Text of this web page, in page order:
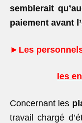
semblerait
paiement avant
►Les
les
Concernant les
travail chargé